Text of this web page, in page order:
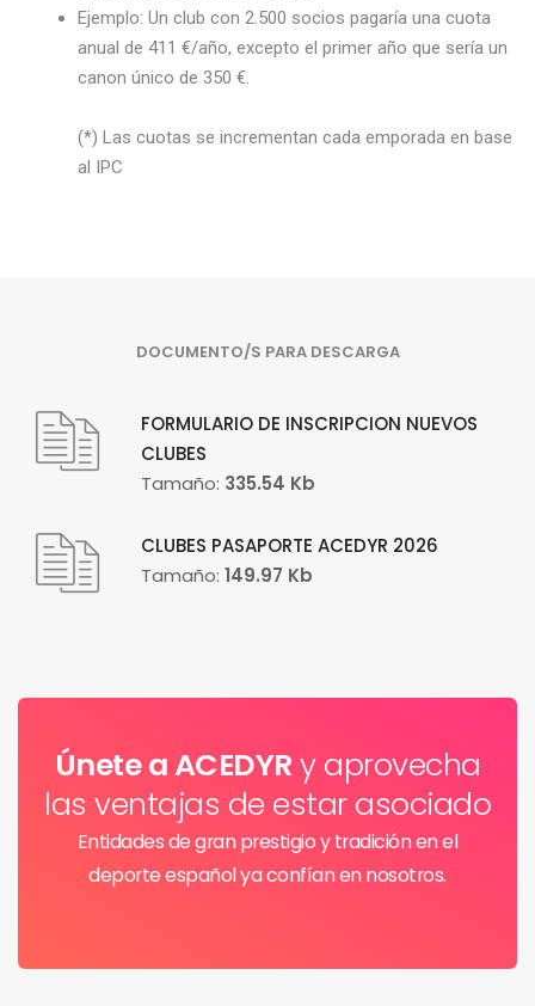
Ejemplo: Un club con 2.500 socios pagaría una cuota
anual de 411 €/año, excepto el primer año que sería un
canon único de 350 €.
(*) Las cuotas se incrementan cada emporada en base
al IPC
DOCUMENTO/S PARA DESCARGA
FORMULARIO DE INSCRIPCION NUEVOS
CLUBES
Tamaño: 335.54 Kb
CLUBES PASAPORTE ACEDYR 2026
Tamaño: 149.97 Kb
Únete a ACEDYRy aprovecha
las ventajas de estar asociado
Entidades de gran prestigio y tradición en el
deporte español ya confían en nosotros.